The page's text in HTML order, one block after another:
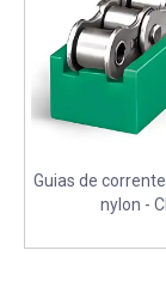
Guias de
nylon -